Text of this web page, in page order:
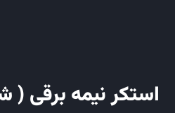
استکر نیمه برقی (